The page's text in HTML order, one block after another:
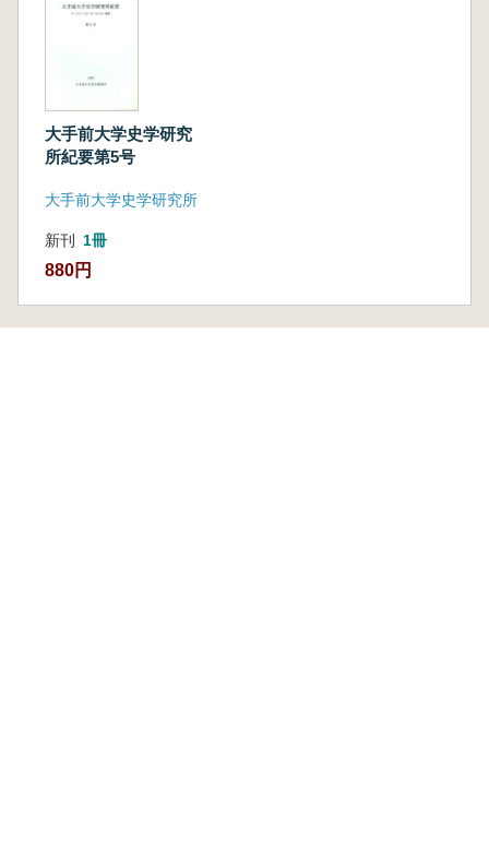
大手前大学史学研究
所紀要第5号
大手前大学史学研究所
新刊 1冊
880円